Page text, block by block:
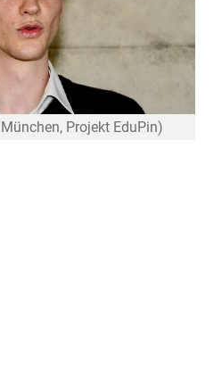
Projekt EduPin)